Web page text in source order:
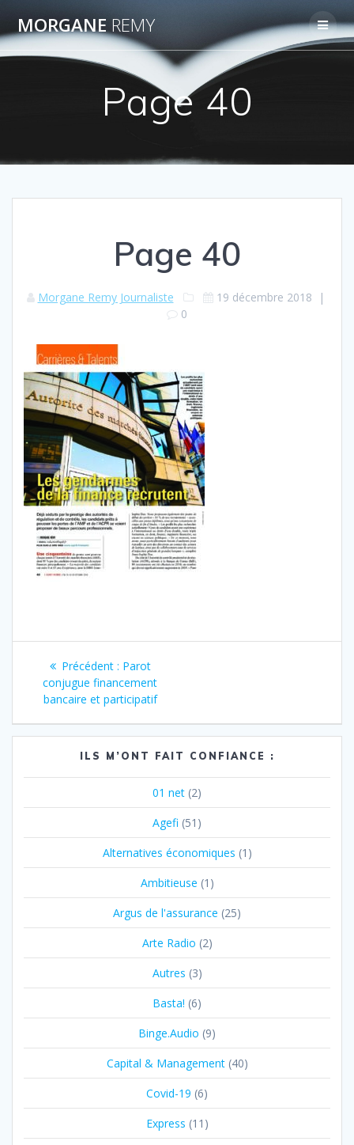
contenu
MORGANE REMY
Page 40
Page 40
Morgane Remy Journaliste 19 décembre 2018 |
0
Navigation
l’article
Précédent : Article
précédent
:
Parot
conjugue financement
bancaire et participatif
ILS M’ONT FAIT CONFIANCE :
01 net (2)
Agefi (51)
Alternatives économiques (1)
Ambitieuse (1)
Argus de l'assurance (25)
Arte Radio (2)
Autres (3)
Basta! (6)
Binge.Audio (9)
Capital & Management(40)
Covid-19 (6)
Express (11)